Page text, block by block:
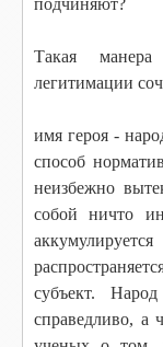
подчиняют?
Такая манера
легитимации
имя героя -
способ
неизбежно
собой ничто
субъект.
справедливо, а